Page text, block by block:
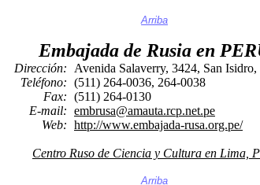
Arriba
Embajada de Rusia en
Dirección:
Teléfono:
Fax:
E-mail:
Web:
Avenida Salaverry, 3424, San
(511) 264-0036, 264-0038
(511) 264-0130
embrusa@amauta.rcp.net.pe
http://www.embajada-rusa.org.pe/
Centro Ruso de Ciencia y Cultura en Lima,
Arriba